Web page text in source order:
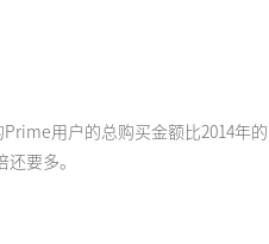
用户的总购买金额比2014年
要多。